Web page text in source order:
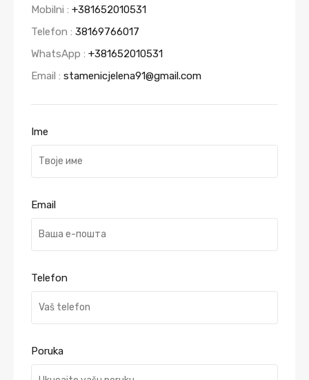
Mobilni : +381652010531
Telefon : 38169766017
WhatsApp : +381652010531
Email : stamenicjelena91@gmail.com
Ime
Email
Telefon
Poruka